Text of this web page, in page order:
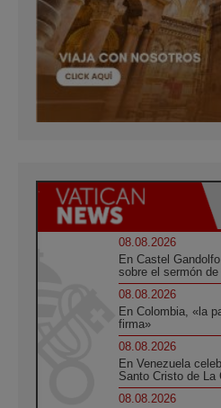
08.08.2026
En Castel
sobre el sermón
08.08.2026
En Colombia, «la
firma»
08.08.2026
En Venezuela
Santo Cristo de La
08.08.2026